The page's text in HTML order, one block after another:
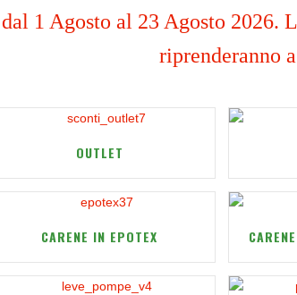
dal 1 Agosto al 23 Agosto 2026.
riprenderanno
OUTLET
CARENE IN EPOTEX